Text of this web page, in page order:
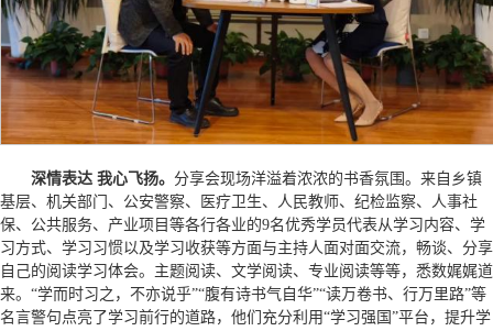
深情表达 我心飞扬。 分享会现场洋溢着浓浓的书香氛围。来自乡镇
基层、机关部门、公安警察、医疗卫生、人民教师、纪检监察、人事社
保、公共服务、产业项目等各行各业的9名优秀学员代表从学习内容、学
习方式、学习习惯以及学习收获等方面与主持人面对面交流，畅谈、分享
自己的阅读学习体会。主题阅读、文学阅读、专业阅读等等，悉数娓娓道
来。“学而时习之，不亦说乎”“腹有诗书气自华”“读万卷书、行万里路”等
名言警句点亮了学习前行的道路，他们充分利用“学习强国”平台，提升学